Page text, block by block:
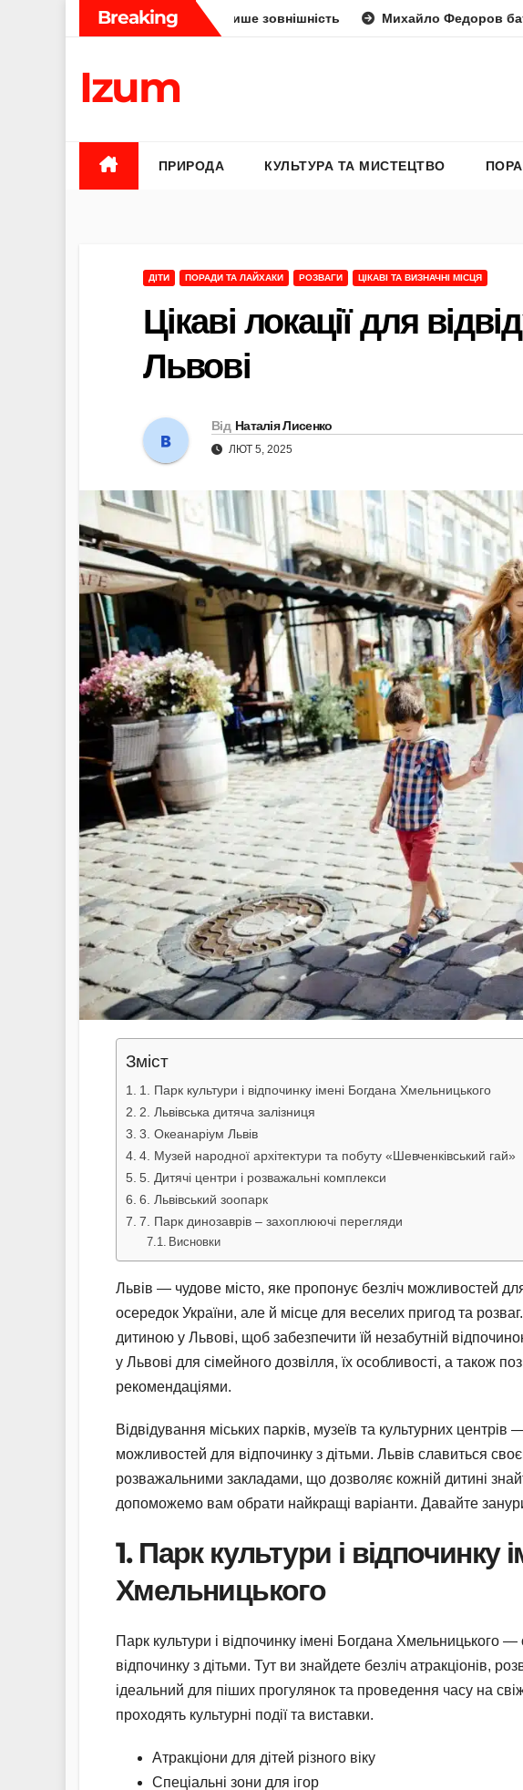
Breaking
укус, отрута чи лише зовнішність Михайло Федоров батьки: що
Izum
ПРИРОДА КУЛЬТУРА ТА МИСТЕЦТВО
ДІТИ ПОРАДИ ТА ЛАЙХАКИ РОЗВАГИ ЦІКАВІ ТА ВИЗНАЧНІ МІСЦЯ
Цікаві локації для
Львові
Від Наталія Лисенко
ЛЮТ 5, 2025
Зміст
1. Парк культури і відпочинку імені Богдана Хмельницького
2. Львівська дитяча залізниця
3. Океанаріум Львів
4. Музей народної архітектури та побуту «Шевченківський гай»
5. Дитячі центри і розважальні комплекси
6. Львівський зоопарк
7. Парк динозаврів – захоплюючі перегляди
Висновки
Львів — чудове місто, яке пропонує безліч можливостей
осередок України, але й місце для веселих пригод та
дитиною у Львові, щоб забезпечити їй незабутній
у Львові для сімейного дозвілля, їх особливості, а також
рекомендаціями.
Відвідування міських парків, музеїв та культурних
можливостей для відпочинку з дітьми. Львів славиться
розважальними закладами, що дозволяє кожній дитині
допоможемо вам обрати найкращі варіанти. Давайте
1. Парк культури і відпочинку
Хмельницького
Парк культури і відпочинку імені Богдана Хмельницького
відпочинку з дітьми. Тут ви знайдете безліч атракціонів,
ідеальний для піших прогулянок та проведення часу на
проходять культурні події та виставки.
Атракціони для дітей різного віку
Спеціальні зони для ігор